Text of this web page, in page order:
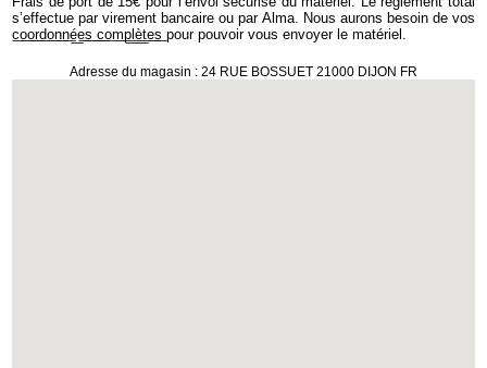
s’effectue par virement bancaire ou par Alma. Nous aurons besoin de vos
c͟o͟o͟r͟d͟o͟n͟n͟é͟e͟s͟ ͟c͟o͟m͟p͟l͟è͟t͟e͟s͟ pour pouvoir vous envoyer le matériel.
Adresse du magasin : 24 RUE BOSSUET 21000 DIJON FR